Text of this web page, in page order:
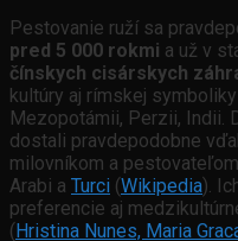
Pestovanie ruží sa
pred 5 000 rokmi a už v
čínskych cisárskych
kultúry aj rímskej
Mezopotámii, Perzii, Indii.
dostali pravdepodobne
milovníkom a
Arabi a Turci (Wikipedia).
preferencie aj
( Hristina Nunes, Maria